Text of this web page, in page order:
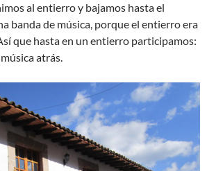
al entierro y bajamos hasta el
banda de música, porque el entierro era
que hasta en un entierro participamos:
atrás.